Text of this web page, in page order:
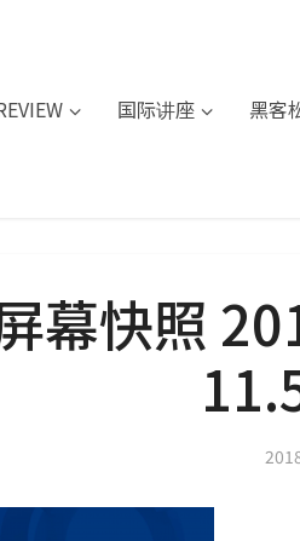
国际讲座 黑客
幕快照